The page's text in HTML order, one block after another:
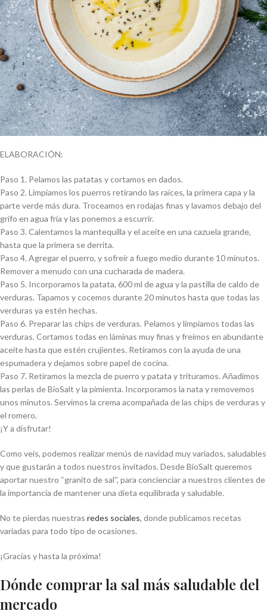
ELABORACIÓN:
Paso 1. Pelamos las patatas y cortamos en dados.
Paso 2. Limpiamos los puerros retirando las raíces, la primera capa y la
parte verde más dura. Troceamos en rodajas finas y lavamos debajo del
grifo en agua fría y las ponemos a escurrir.
Paso 3. Calentamos la mantequilla y el aceite en una cazuela grande,
hasta que la primera se derrita.
Paso 4. Agregar el puerro, y sofreír a fuego medio durante 10 minutos.
Remover a menudo con una cucharada de madera.
Paso 5. Incorporamos la patata, 600 ml de agua y la pastilla de caldo de
verduras. Tapamos y cocemos durante 20 minutos hasta que todas las
verduras ya estén hechas.
Paso 6. Preparar las chips de verduras. Pelamos y limpiamos todas las
verduras. Cortamos todas en láminas muy finas y freímos en abundante
aceite hasta que estén crujientes. Retiramos con la ayuda de una
espumadera y dejamos sobre papel de cocina.
Paso 7. Retiramos la mezcla de puerro y patata y trituramos. Añadimos
las perlas de BioSalt y la pimienta. Incorporamos la nata y removemos
unos minutos. Servimos la crema acompañada de las chips de verduras y
el romero.
¡Y a disfrutar!
Como veis, podemos realizar menús de navidad muy variados, saludables
y que gustarán a todos nuestros invitados. Desde BioSalt queremos
aportar nuestro “granito de sal'', para concienciar a nuestros clientes de
la importancia de mantener una dieta equilibrada y saludable.
No te pierdas nuestras redes sociales, donde publicamos recetas
variadas para todo tipo de ocasiones.
¡Gracias y hasta la próxima!
Dónde comprar la sal más saludable del
mercado